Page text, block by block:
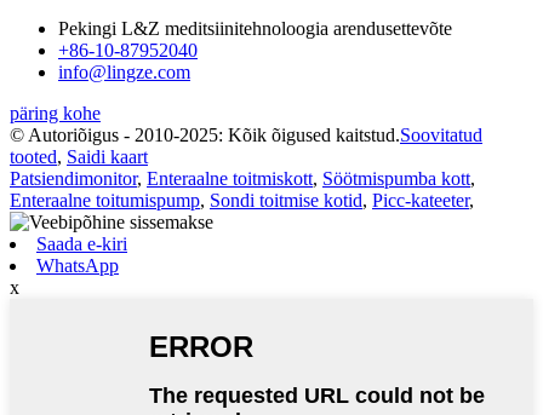
Pekingi L&Z meditsiinitehnoloogia arendusettevõte
+86-10-87952040
info@lingze.com
päring kohe
© Autoriõigus - 2010-2025: Kõik õigused kaitstud.Soovitatud
tooted, Saidi kaart
Patsiendimonitor, Enteraalne toitmiskott, Söötmispumba kott,
Enteraalne toitumispump, Sondi toitmise kotid, Picc-kateeter,
Saada e-kiri
WhatsApp
x